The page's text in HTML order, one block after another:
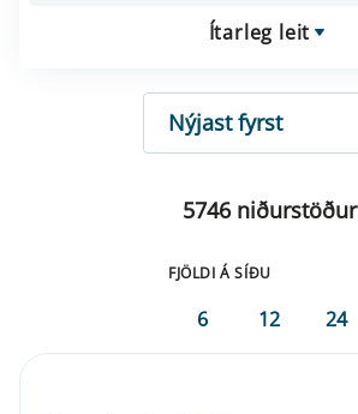
Ítarleg leit
RÖÐUN
5746 niðurstöður
FJÖLDI Á SÍÐU
6 12 24